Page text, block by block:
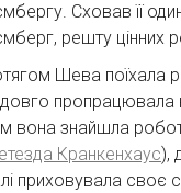
Сховав її
решту цінних
Шева поїхала
пропрацювала
вона знайшла
Кранкенхаус),
приховувала своє